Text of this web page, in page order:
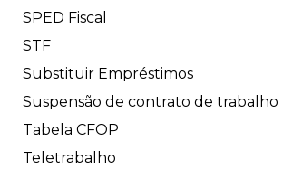
SPED Fiscal
STF
Substituir Empréstimos
Suspensão de contrato de trabalho
Tabela CFOP
Teletrabalho